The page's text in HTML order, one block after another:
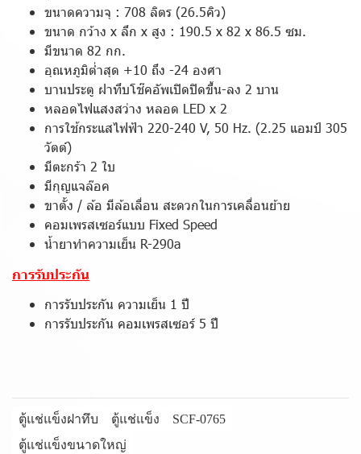
ขนาดความจุ : 708 ลิตร (26.5คิว)
ขนาด กว้าง x ลึก x สูง : 190.5 x 82 x 86.5 ซม.
มีขนาด 82 กก.
อุณหภูมิต่ำสุด +10 ถึง -24 องศา
บานประตู ฝาทึบโช๊คอัพเปิดปิดขึ้น-ลง 2 บาน
หลอดไฟแสงสว่าง หลอด LED x 2
การใช้กระแสไฟฟ้า 220-240 V, 50 Hz. (2.25 แอมป์ 305
วัตต์)
มีตะกร้า 2 ใบ
มีกุญแจล๊อค
ขาตั้ง / ล้อ มีล้อเลื่อน สะดวกในการเคลื่อนย้าย
คอมเพรสเซอร์แบบ Fixed Speed
น้ำยาทำความเย็น R-290a
การรับประกัน
การรับประกัน ความเย็น 1 ปี
การรับประกัน คอมเพรสเซอร์ 5 ปี
ตู้แช่แข็งฝาทึบ ตู้แช่แข็ง
SCF-0765
ตู้แช่แข็งขนาดใหญ่